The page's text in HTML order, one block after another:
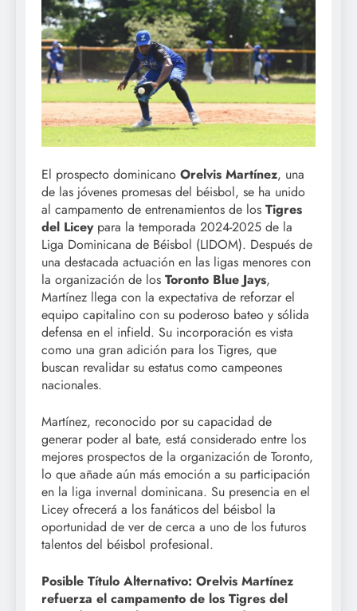
El prospecto dominicano Orelvis Martínez, una
de las jóvenes promesas del béisbol, se ha unido
al campamento de entrenamientos de los Tigres
del Liceypara la temporada 2024-2025 de la
Liga Dominicana de Béisbol (LIDOM). Después de
una destacada actuación en las ligas menores con
la organización de los Toronto Blue Jays,
Martínez llega con la expectativa de reforzar el
equipo capitalino con su poderoso bateo y sólida
defensa en el infield. Su incorporación es vista
como una gran adición para los Tigres, que
buscan revalidar su estatus como campeones
nacionales.
Martínez, reconocido por su capacidad de
generar poder al bate, está considerado entre los
mejores prospectos de la organización de Toronto,
lo que añade aún más emoción a su participación
en la liga invernal dominicana. Su presencia en el
Licey ofrecerá a los fanáticos del béisbol la
oportunidad de ver de cerca a uno de los futuros
talentos del béisbol profesional.
Posible Título Alternativo: Orelvis Martínez
refuerza el campamento de los Tigres del